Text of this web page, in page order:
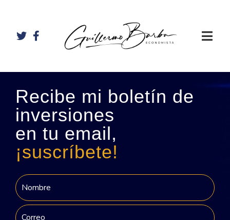
Recibe mi boletín de
inversiones
en tu email,
¡suscríbete!